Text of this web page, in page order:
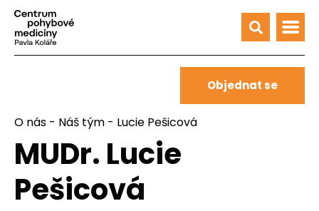
Objednat se
O nás - Náš tým - Lucie Pešicová
MUDr. Lucie
Pešicová